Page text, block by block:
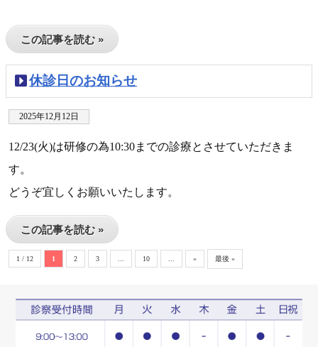
この記事を読む »
休診日のお知らせ
2025年12月12日
12/23(火)は研修の為10:30までの診療とさせていただきま
す。
どうぞ宜しくお願いいたします。
この記事を読む »
1 / 12 1 2 3 10 » 最後 »